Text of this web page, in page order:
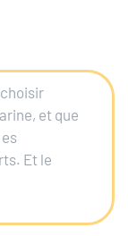
et que
Et le